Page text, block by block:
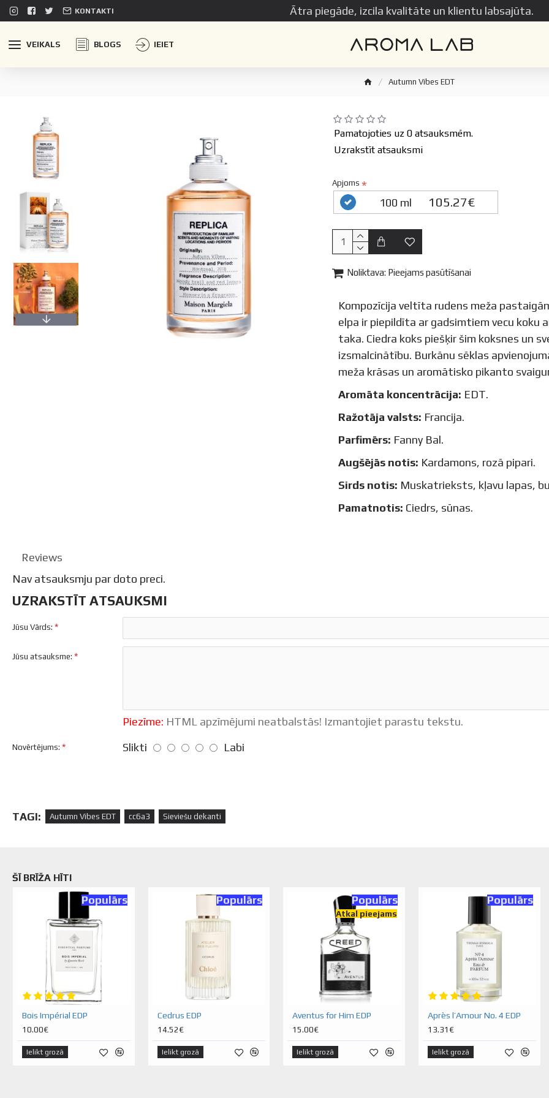
KONTAKTI Ātra piegāde, izcila kvalitāte un klientu labsajūta.
VEIKALS BLOGS IEIET
Autumn Vibes EDT
Noliktava: Pieejams pasūtīšanai
Pamatojoties uz 0 atsauksmēm.
Uzrakstīt atsauksmi
Apjoms
100 ml 105.27€
Kompozīcija veltīta rudens meža
elpa ir piepildīta ar gadsimtiem vecu koku
taka. Ciedra koks piešķir šim koksnes un
izsmalcinātību. Burkānu sēklas
meža krāsas un aromātisko pikanto
Aromāta koncentrācija: EDT.
Ražotāja valsts: Francija.
Parfimērs: Fanny Bal.
Augšējās notis: Kardamons, rozā pipari.
Sirds notis: Muskatrieksts, kļavu lapas,
Pamatnotis: Ciedrs, sūnas.
Reviews
Nav atsauksmju par doto preci.
UZRAKSTĪT ATSAUKSMI
Jūsu Vārds:
Jūsu atsauksme:
Piezīme: HTML apzīmējumi neatbalstās! Izmantojiet parastu tekstu.
Novērtējums: Slikti Labi
TAGI: Autumn Vibes EDT cc6a3 Sieviešu dekanti
ŠĪ BRĪŽA HĪTI
Populārs
Bois Impérial EDP
10.00€
Ielikt grozā
Populārs
Cedrus EDP
14.52€
Ielikt grozā
Populārs
Atkal pieejams
Aventus for Him EDP
15.00€
Ielikt grozā
Populārs
Après l’Amour No. 4 EDP
13.31€
Ielikt grozā